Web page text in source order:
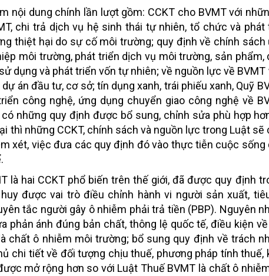
nội dung chính lần lượt gồm: CCKT cho BVMT với
chi trả dịch vụ hệ sinh thái tự nhiên, tổ chức và
thiệt hại do sự cố môi trường; quy định về chính sách
môi trường, phát triển dịch vụ môi trường, sản
dụng và phát triển vốn tự nhiên; về nguồn lực về
án đầu tư, cơ sở; tín dụng xanh, trái phiếu xanh, Quỹ
công nghệ, ứng dụng chuyển giao công nghệ về
những quy định được bổ sung, chỉnh sửa phù hợp
thì những CCKT, chính sách và nguồn lực trong Luật
xét, việc đưa các quy định đó vào thực tiễn cuộc
là hai CCKT phổ biến trên thế giới, đã được quy định
được vai trò điều chỉnh hành vi người sản xuất,
tắc người gây ô nhiễm phải trả tiền (PBP). Nguyên
phản ánh đúng bản chất, thông lệ quốc tế, điều kiện
chất ô nhiễm môi trường; bổ sung quy định về trách
chi tiết về đối tượng chịu thuế, phương pháp tính thuế,
mở rộng hơn so với Luật Thuế BVMT là chất ô